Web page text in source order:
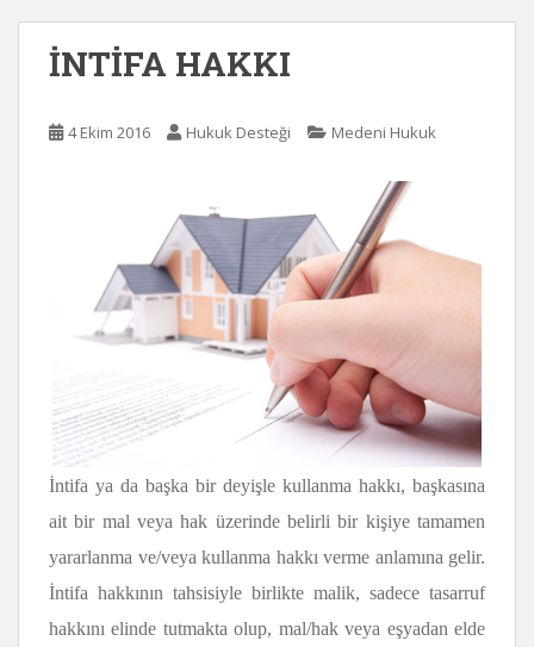
İNTİFA HAKKI
4 Ekim 2016 Hukuk Desteği Medeni Hukuk
İntifa ya da başka bir deyişle kullanma hakkı, başkasına
ait bir mal veya hak üzerinde belirli bir kişiye tamamen
yararlanma ve/veya kullanma hakkı verme anlamına gelir.
İntifa hakkının tahsisiyle birlikte malik, sadece tasarruf
hakkını elinde tutmakta olup, mal/hak veya eşyadan elde